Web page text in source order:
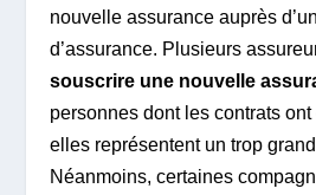
nouvelle assurance auprès
d’assurance. Plusieurs
souscrire une nouvelle
personnes dont les contrats
elles représentent un trop
Néanmoins, certaines